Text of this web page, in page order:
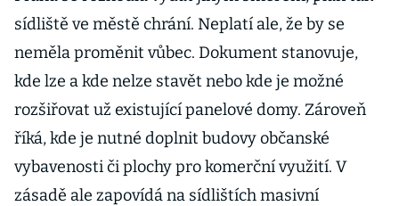
sídliště ve městě chrání. Neplatí ale, že by se
neměla proměnit vůbec. Dokument stanovuje,
kde lze a kde nelze stavět nebo kde je možné
rozšiřovat už existující panelové domy. Zároveň
říká, kde je nutné doplnit budovy občanské
vybavenosti či plochy pro komerční využití. V
zásadě ale zapovídá na sídlištích masivní